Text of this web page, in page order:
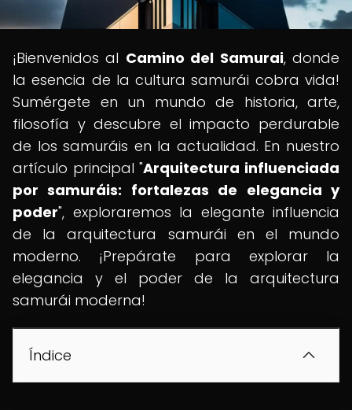
¡Bienvenidos al Camino del Samurai, donde
la esencia de la cultura samurái cobra vida!
Sumérgete en un mundo de historia, arte,
filosofía y descubre el impacto perdurable
de los samuráis en la actualidad. En nuestro
artículo principal "Arquitectura influenciada
por samuráis: fortalezas de elegancia y
poder", exploraremos la elegante influencia
de la arquitectura samurái en el mundo
moderno. ¡Prepárate para explorar la
elegancia y el poder de la arquitectura
samurái moderna!
Índice